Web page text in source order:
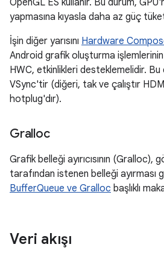
yapmasına kıyasla daha az güç
İşin diğer yarısını Hardware
Android grafik oluşturma işlemlerinin
HWC, etkinlikleri desteklemelidir. Bu
VSync'tir (diğeri, tak ve çalıştır
hotplug'dır).
Gralloc
Grafik belleği ayırıcısının (Gralloc),
tarafından istenen belleği ayırması
BufferQueue ve Gralloc başlıklı
Veri akışı